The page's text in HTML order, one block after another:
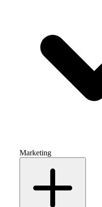
Marketing